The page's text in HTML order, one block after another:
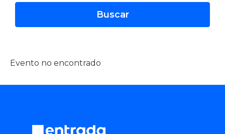
Evento no encontrado